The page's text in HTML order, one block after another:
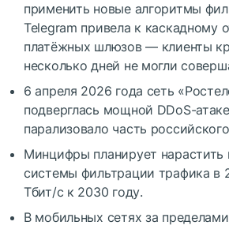
применить новые алгоритмы
Telegram привела к каскадному
платёжных шлюзов — клиенты
несколько дней не могли
6 апреля 2026 года сеть
подверглась мощной DDoS-
парализовало часть
Минцифры планирует
системы фильтрации трафика в
Тбит/с к 2030 году.
В мобильных сетях за